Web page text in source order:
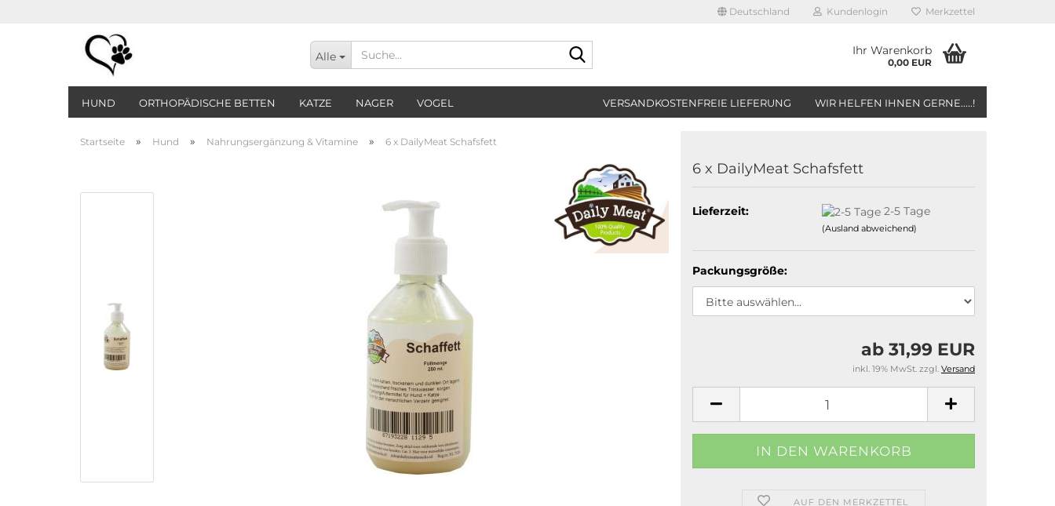
Deutschland Kundenlogin Merkzettel
Alle Ihr Warenkorb
0,00 EUR
HUND ORTHOPÄDISCHE BETTEN KATZE NAGER VOGEL VERSANDKOSTENFREIE LIEFERUNG WIR HELFEN IHNEN GERNE.....!
Startseite » Hund » Nahrungsergänzung & Vitamine » 6 x DailyMeat Schafsfett
6 x DailyMeat Schafsfett
Lieferzeit: 2-5 Tage
(Ausland abweichend)
Packungsgröße:
ab 31,99 EUR
inkl. 19% MwSt. zzgl. Versand
AUF DEN MERKZETTEL